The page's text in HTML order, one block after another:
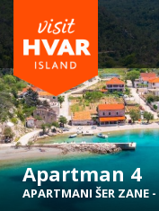
Apartman 4
APARTMANI ŠER ZANE -